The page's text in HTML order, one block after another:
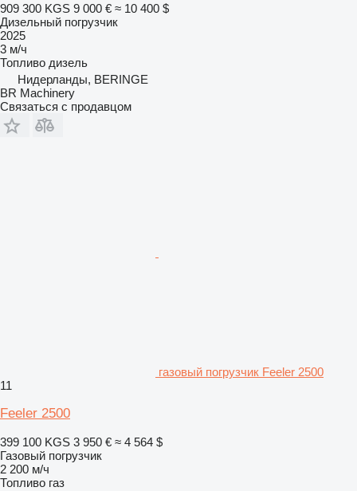
909 300 KGS 9 000 € ≈ 10 400 $
Дизельный погрузчик
2025
3 м/ч
Топливо дизель
Нидерланды, BERINGE
BR Machinery
Связаться с продавцом
газовый погрузчик Feeler 2500
11
Feeler 2500
399 100 KGS 3 950 € ≈ 4 564 $
Газовый погрузчик
2 200 м/ч
Топливо газ